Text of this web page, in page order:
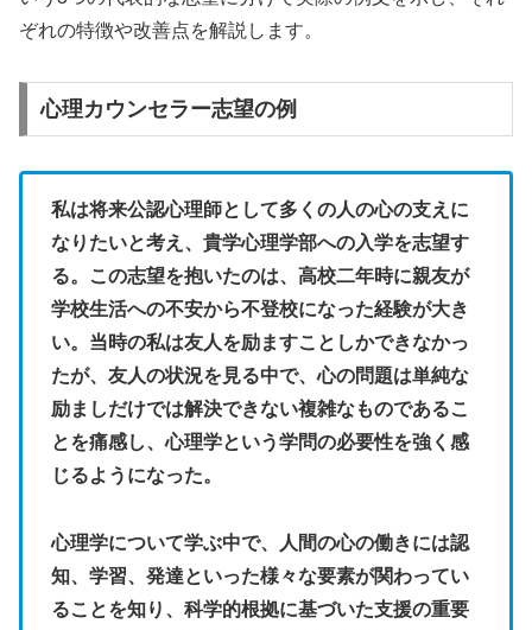
ぞれの特徴や改善点を解説します。
心理カウンセラー志望の例
私は将来公認心理師として多くの人の心の支えに
なりたいと考え、貴学心理学部への入学を志望す
る。この志望を抱いたのは、高校二年時に親友が
学校生活への不安から不登校になった経験が大き
い。当時の私は友人を励ますことしかできなかっ
たが、友人の状況を見る中で、心の問題は単純な
励ましだけでは解決できない複雑なものであるこ
とを痛感し、心理学という学問の必要性を強く感
じるようになった。
心理学について学ぶ中で、人間の心の働きには認
知、学習、発達といった様々な要素が関わってい
ることを知り、科学的根拠に基づいた支援の重要